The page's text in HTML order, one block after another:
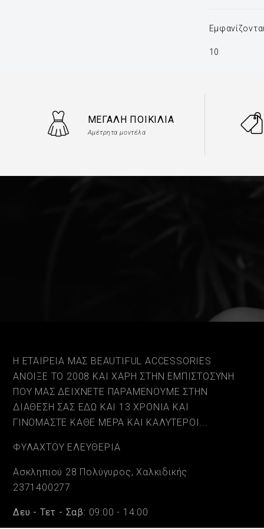
10
ΜΕΓΆΛΗ ΠΟΙΚΙΛΊΑ
Αμέτρητα μοντέλα
Η ΕΤΑΙΡΕΙΑ ΜΑΣ BEAUTIFUL ACCESSORIES
ΑΝΟΙΞΕ ΤΟ 2008 ΚΑΙ ΧΑΡΗ ΣΤΗΝ ΕΜΠΙΣΤΟΣΥΝΗ
ΠΟΥ ΜΑΣ ΔΕΙΧΝΕΤΕ ΠΑΡΑΜΕΝΟΥΜΕ ΣΤΗΝ
ΔΙΑΘΕΣΗ ΣΑΣ ΕΔΩ ΚΑΙ 13 ΧΡΟΝΙΑ ΚΑΙ
ΓΙΝΟΜΑΣΤΕ ΚΑΘΕ ΜΕΡΑ ΚΑΙ ΚΑΛΥΤΕΡΟΙ...
ΦΥΛΑΧΤΟΥ ΕΛΕΥΘΕΡΙΑ
Ασκληπιού 28 Πολύγυρος, Χαλκιδικής
2371400277
Δευ - Τετ - Σαβ: 09:00 - 14:00